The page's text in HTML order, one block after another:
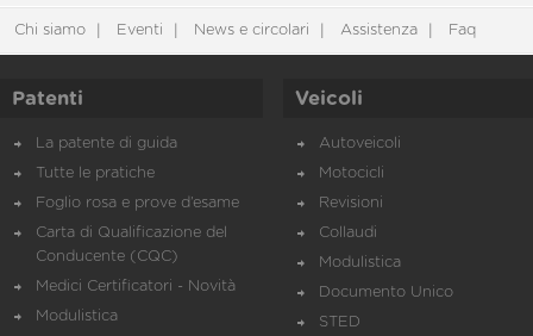
Chi siamo Eventi News e circolari Assistenza Faq
Patenti
La patente di guida
Tutte le pratiche
Foglio rosa e prove d’esame
Carta di Qualificazione del
Conducente (CQC)
Medici Certificatori - Novità
Modulistica
Veicoli
Autoveicoli
Motocicli
Revisioni
Collaudi
Modulistica
Documento Unico
STED